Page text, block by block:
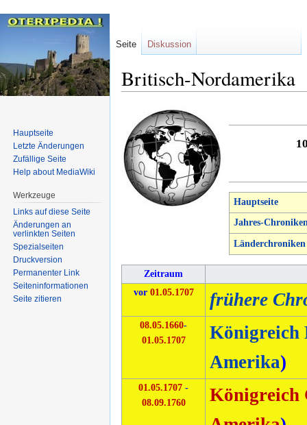
Britisch-Nordamerika
Navigation
springen
Suche
springen
Hauptseite
Jahres-
Länderchroniken
Zeitraum
vor 01.05.1707 frühere
08.05.1660-
01.05.1707
Königreich
Amerika)
01.05.1707 -
08.09.1760
Königreich
Seite Diskussion
Hauptseite
Letzte Änderungen
Zufällige Seite
Help about MediaWiki
Werkzeuge
Links auf diese Seite
Änderungen an
verlinkten Seiten
Spezialseiten
Druckversion
Permanenter Link
Seiten­informationen
Seite zitieren